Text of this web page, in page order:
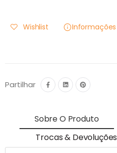
Wishlist Informações
Partilhar
Sobre O Produto
Trocas & Devoluções